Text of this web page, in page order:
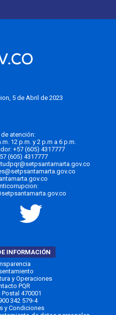
5 de Abril de 2023
atención:
12 p.m. y 2 p.m a 6 p.m.
+57 (605) 4317777
(605) 4317777
INFORMACIÓN
y Operaciones
PQR
470001
342 579-4
y Condiciones